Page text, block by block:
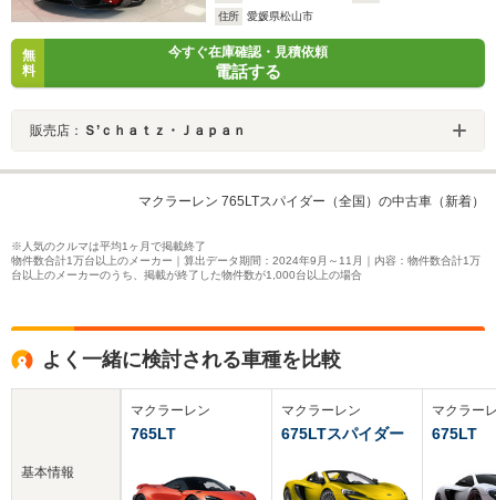
住所
愛媛県松山市
無
料
今すぐ在庫確認・見積依頼
電話する
販売店： Ｓ’ｃｈａｔｚ・Ｊａｐａｎ
マクラーレン 765LTスパイダー（全国）の中古車（新着）
※人気のクルマは平均1ヶ月で掲載終了
物件数合計1万台以上のメーカー｜算出データ期間：2024年9月～11月｜内容：物件数合計1万
台以上のメーカーのうち、掲載が終了した物件数が1,000台以上の場合
よく一緒に検討される車種を比較
基本情報
マクラーレン
765LT
マクラーレン
675LTスパイダー
マクラー
675LT